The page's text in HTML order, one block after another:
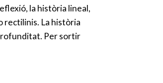
la història lineal,
rectilinis. La història
Per sortir